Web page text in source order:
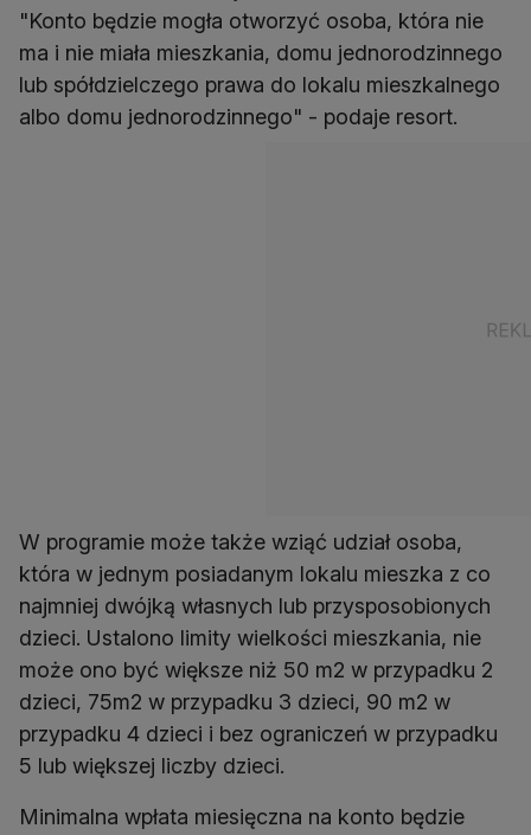
"Konto będzie mogła otworzyć osoba, która nie
ma i nie miała mieszkania, domu jednorodzinnego
lub spółdzielczego prawa do lokalu mieszkalnego
albo domu jednorodzinnego" - podaje resort.
W programie może także wziąć udział osoba,
która w jednym posiadanym lokalu mieszka z co
najmniej dwójką własnych lub przysposobionych
dzieci. Ustalono limity wielkości mieszkania, nie
może ono być większe niż 50 m2 w przypadku 2
dzieci, 75m2 w przypadku 3 dzieci, 90 m2 w
przypadku 4 dzieci i bez ograniczeń w przypadku
5 lub większej liczby dzieci.
Minimalna wpłata miesięczna na konto będzie